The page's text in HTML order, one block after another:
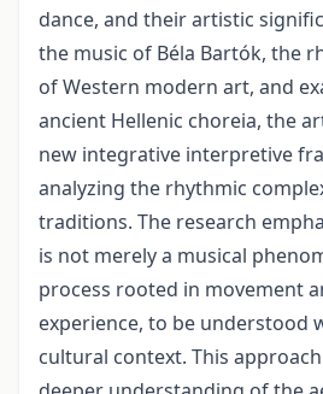
dance, and their artistic
the music of Béla Bartók, the
of Western modern art, and
ancient Hellenic choreia, the
new integrative interpretive
analyzing the rhythmic
traditions. The research
is not merely a musical
process rooted in movement
experience, to be understood
cultural context. This